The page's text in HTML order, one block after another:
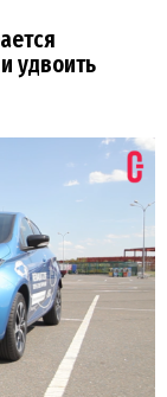
удвоить